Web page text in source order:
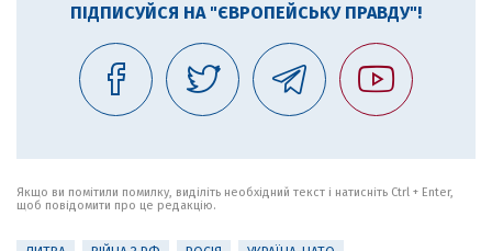
ПІДПИСУЙСЯ НА "ЄВРОПЕЙСЬКУ ПРАВДУ"!
Якщо ви помітили помилку, виділіть необхідний текст і натисніть Ctrl + Enter,
щоб повідомити про це редакцію.